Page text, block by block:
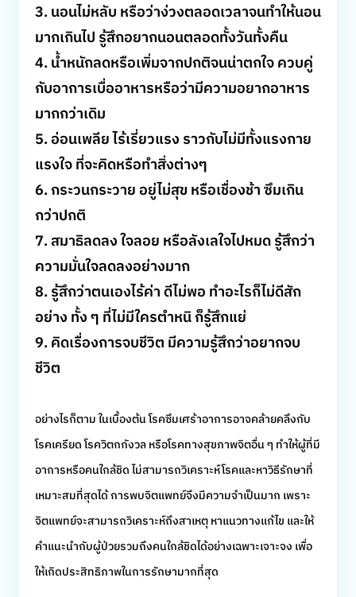
3. นอนไม่หลับ หรือว่าง่วงตลอดเวลาจนทำให้นอน
มากเกินไป รู้สึกอยากนอนตลอดทั้งวันทั้งคืน
4. น้ำหนักลดหรือเพิ่มจากปกติจนน่าตกใจ ควบคู่
กับอาการเบื่ออาหารหรือว่ามีความอยากอาหาร
มากกว่าเดิม
5. อ่อนเพลีย ไร้เรี่ยวแรง ราวกับไม่มีทั้งแรงกาย
แรงใจ ที่จะคิดหรือทำสิ่งต่างๆ
6. กระวนกระวาย อยู่ไม่สุข หรือเชื่องช้า ซึมเกิน
กว่าปกติ
7. สมาธิลดลง ใจลอย หรือลังเลใจไปหมด รู้สึกว่า
ความมั่นใจลดลงอย่างมาก
8. รู้สึกว่าตนเองไร้ค่า ดีไม่พอ ทำอะไรก็ไม่ดีสัก
อย่าง ทั้ง ๆ ที่ไม่มีใครตำหนิ ก็รู้สึกแย่
9. คิดเรื่องการจบชีวิต มีความรู้สึกว่าอยากจบ
ชีวิต
อย่างไรก็ตาม ในเบื้องต้น โรคซึมเศร้าอาการอาจคล้ายคลึงกับ
โรคเครียด โรควิตกกังวล หรือโรคทางสุขภาพจิตอื่น ๆ ทำให้ผู้ที่มี
อาการหรือคนใกล้ชิด ไม่สามารถวิเคราะห์โรคและหาวิธีรักษาที่
เหมาะสมที่สุดได้ การพบจิตแพทย์จึงมีความจำเป็นมาก เพราะ
จิตแพทย์จะสามารถวิเคราะห์ถึงสาเหตุ หาแนวทางแก้ไข และให้
คำแนะนำกับผู้ป่วยรวมถึงคนใกล้ชิดได้อย่างเฉพาะเจาะจง เพื่อ
ให้เกิดประสิทธิภาพในการรักษามากที่สุด